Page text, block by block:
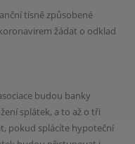
tísně způsobené
žádat o odklad
budou banky
splátek, a to až o tři
pokud splácíte hypoteční